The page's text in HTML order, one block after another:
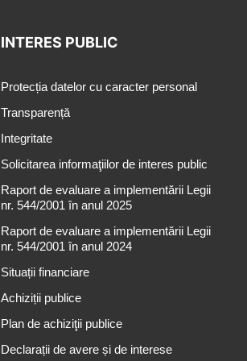
INTERES PUBLIC
Protecția datelor cu caracter personal
Transparență
Integritate
Solicitarea informaţiilor de interes public
Raport de evaluare a implementării Legii
nr. 544/2001 în anul 2025
Raport de evaluare a implementării Legii
nr. 544/2001 în anul 2024
Situații financiare
Achiziții publice
Plan de achiziţii publice
Declarații de avere și de interese